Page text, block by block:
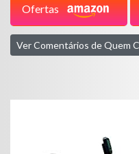
Ofertas
Ver Comentários de Quem